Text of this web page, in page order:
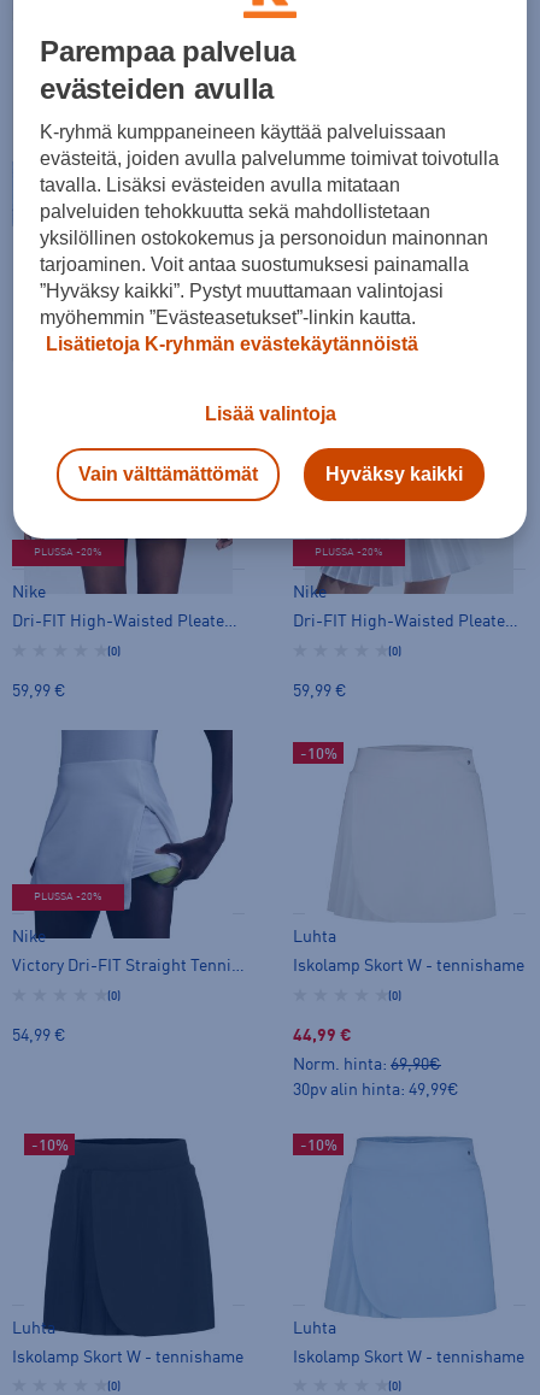
Takaisin arkeen ja urheiluun
Tutustu diileihin
PLUSSA -20%
Nike
Dri-FIT High-Waisted Pleated Tennis Skirt - tennishame
(0)
59,99 €
PLUSSA -20%
Nike
Dri-FIT High-Waisted Pleated Tennis Skirt - tennishame
(0)
59,99 €
PLUSSA -20%
Nike
Victory Dri-FIT Straight Tennis Skirt W - tennishame
(0)
54,99 €
-10%
Luhta
Iskolamp Skort W - tennishame
(0)
44,99 €
Norm. hinta: 69,90€
30pv alin hinta: 49,99€
-10%
Luhta
Iskolamp Skort W - tennishame
(0)
-10%
Luhta
Iskolamp Skort W - tennishame
(0)
Parempaa palvelua
evästeiden avulla
K-ryhmä kumppaneineen käyttää palveluissaan
evästeitä, joiden avulla palvelumme toimivat toivotulla
tavalla. Lisäksi evästeiden avulla mitataan
palveluiden tehokkuutta sekä mahdollistetaan
yksilöllinen ostokokemus ja personoidun mainonnan
tarjoaminen. Voit antaa suostumuksesi painamalla
”Hyväksy kaikki”. Pystyt muuttamaan valintojasi
myöhemmin ”Evästeasetukset”-linkin kautta.
Lisätietoja K-ryhmän evästekäytännöistä
Lisää valintoja
Vain välttämättömät Hyväksy kaikki